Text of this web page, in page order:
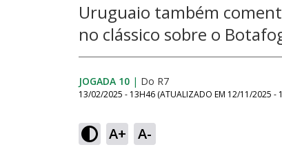
Uruguaio também
no clássico sobre o
JOGADA 10 | Do R7
13/02/2025 - 13H46 (ATUALIZADO EM 12/11/2025 -
A+ A-